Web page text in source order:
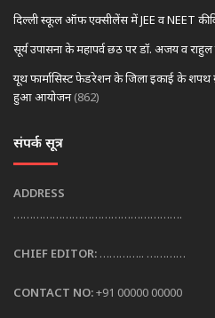
दिल्ली स्कूल ऑफ एक्सीलेंस में JEE व NEET की
सूर्य उपासना के महापर्व छठ पर डॉ. अजय व
यूथ फार्मासिस्ट फेडरेशन के जिला इकाई के शपथ
हुआ आयोजन (862)
संपर्क सूत्र
ADDRESS
…………………………………………….
CHIEF EDITOR: ………….. …………
CONTACT NO:+91 00000 00000